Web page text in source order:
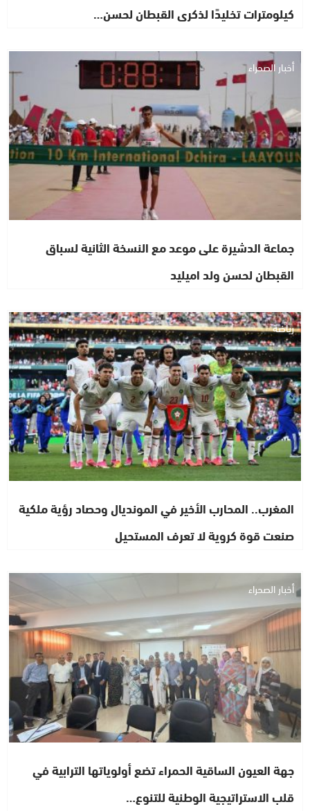
كيلومترات تخليدًا لذكرى القبطان لحسن…
أخبار الصحراء
جماعة الدشيرة على موعد مع النسخة الثانية لسباق
القبطان لحسن ولد اميليد
رياضة
المغرب.. المحارب الأخير في المونديال وحصاد رؤية ملكية
صنعت قوة كروية لا تعرف المستحيل
أخبار الصحراء
جهة العيون الساقية الحمراء تضع أولوياتها الترابية في
قلب الاستراتيجية الوطنية للتنوع…